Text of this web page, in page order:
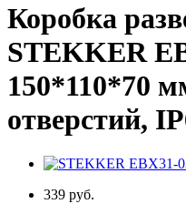
Коробка
STEKKER
150*110*70
отверстий,
339 руб.